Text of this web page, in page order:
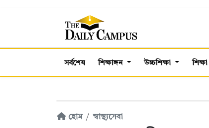
সর্বশেষ শিক্ষাঙ্গন উচ্চশিক্ষা
হোম স্বাস্থ্যসেবা